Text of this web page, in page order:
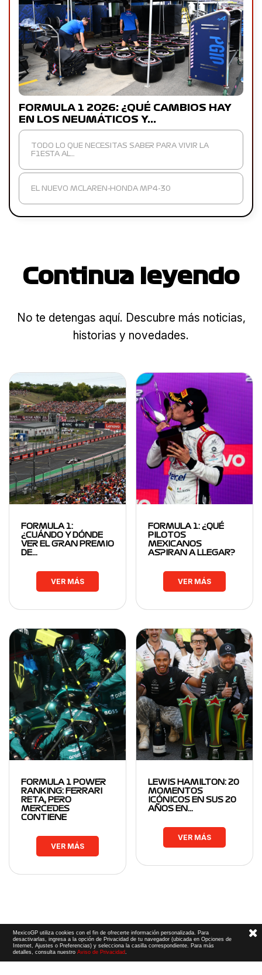
FORMULA 1 2026: ¿QUÉ CAMBIOS HAY
EN LOS NEUMÁTICOS Y…
TODO LO QUE NECESITAS SABER PARA VIVIR LA
F1ESTA AL…
EL NUEVO MCLAREN-HONDA MP4-30
Continua leyendo
No te detengas aquí. Descubre más noticias,
historias y novedades.
FORMULA 1:
¿CUÁNDO Y DÓNDE
VER EL GRAN PREMIO
DE…
VER MÁS
FORMULA 1: ¿QUÉ
PILOTOS
MEXICANOS
ASPIRAN A LLEGAR?
VER MÁS
FORMULA 1 POWER
RANKING: FERRARI
RETA, PERO
MERCEDES
CONTIENE
VER MÁS
LEWIS HAMILTON: 20
MOMENTOS
ICÓNICOS EN SUS 20
AÑOS EN…
VER MÁS
MexicoGP utiliza cookies con el fin de ofrecerte información personalizada. Para
desactivarlas, ingresa a la opción de Privacidad de tu navegador (ubicada en Opciones de
Internet, Ajustes o Preferencias) y selecciona la casilla correspondiente. Para más
detalles, consulta nuestroAviso de Privacidad.